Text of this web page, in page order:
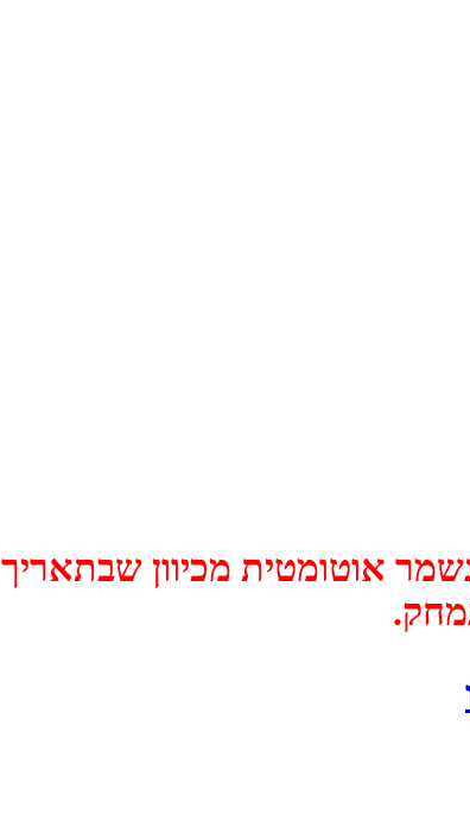
שבתאריך 2026-06-30 התקיים דיון האם למחוק אותו.